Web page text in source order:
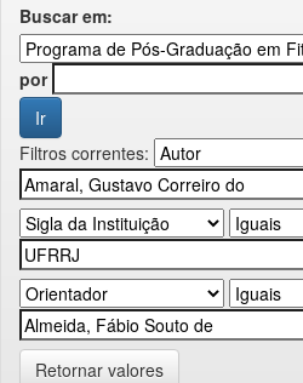
Buscar em:
por
Filtros correntes:
Retornar valores